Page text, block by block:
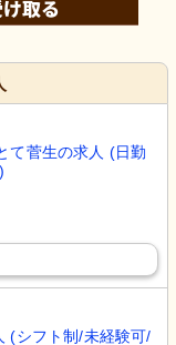
て菅生の求人 (日勤
(シフト制/未経験可/